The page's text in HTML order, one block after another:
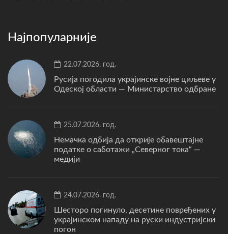
Најпопуларније
22.07.2026. год.
Русија погодила украјинске војне циљеве у
Одеској области — Министарство одбране
25.07.2026. год.
Немачка одбија да открије обавештајне
податке о саботажи „Северног тока“ —
медији
24.07.2026. год.
Шесторо погинуло, десетине повређених у
украјинском нападу на руски индустријски
погон